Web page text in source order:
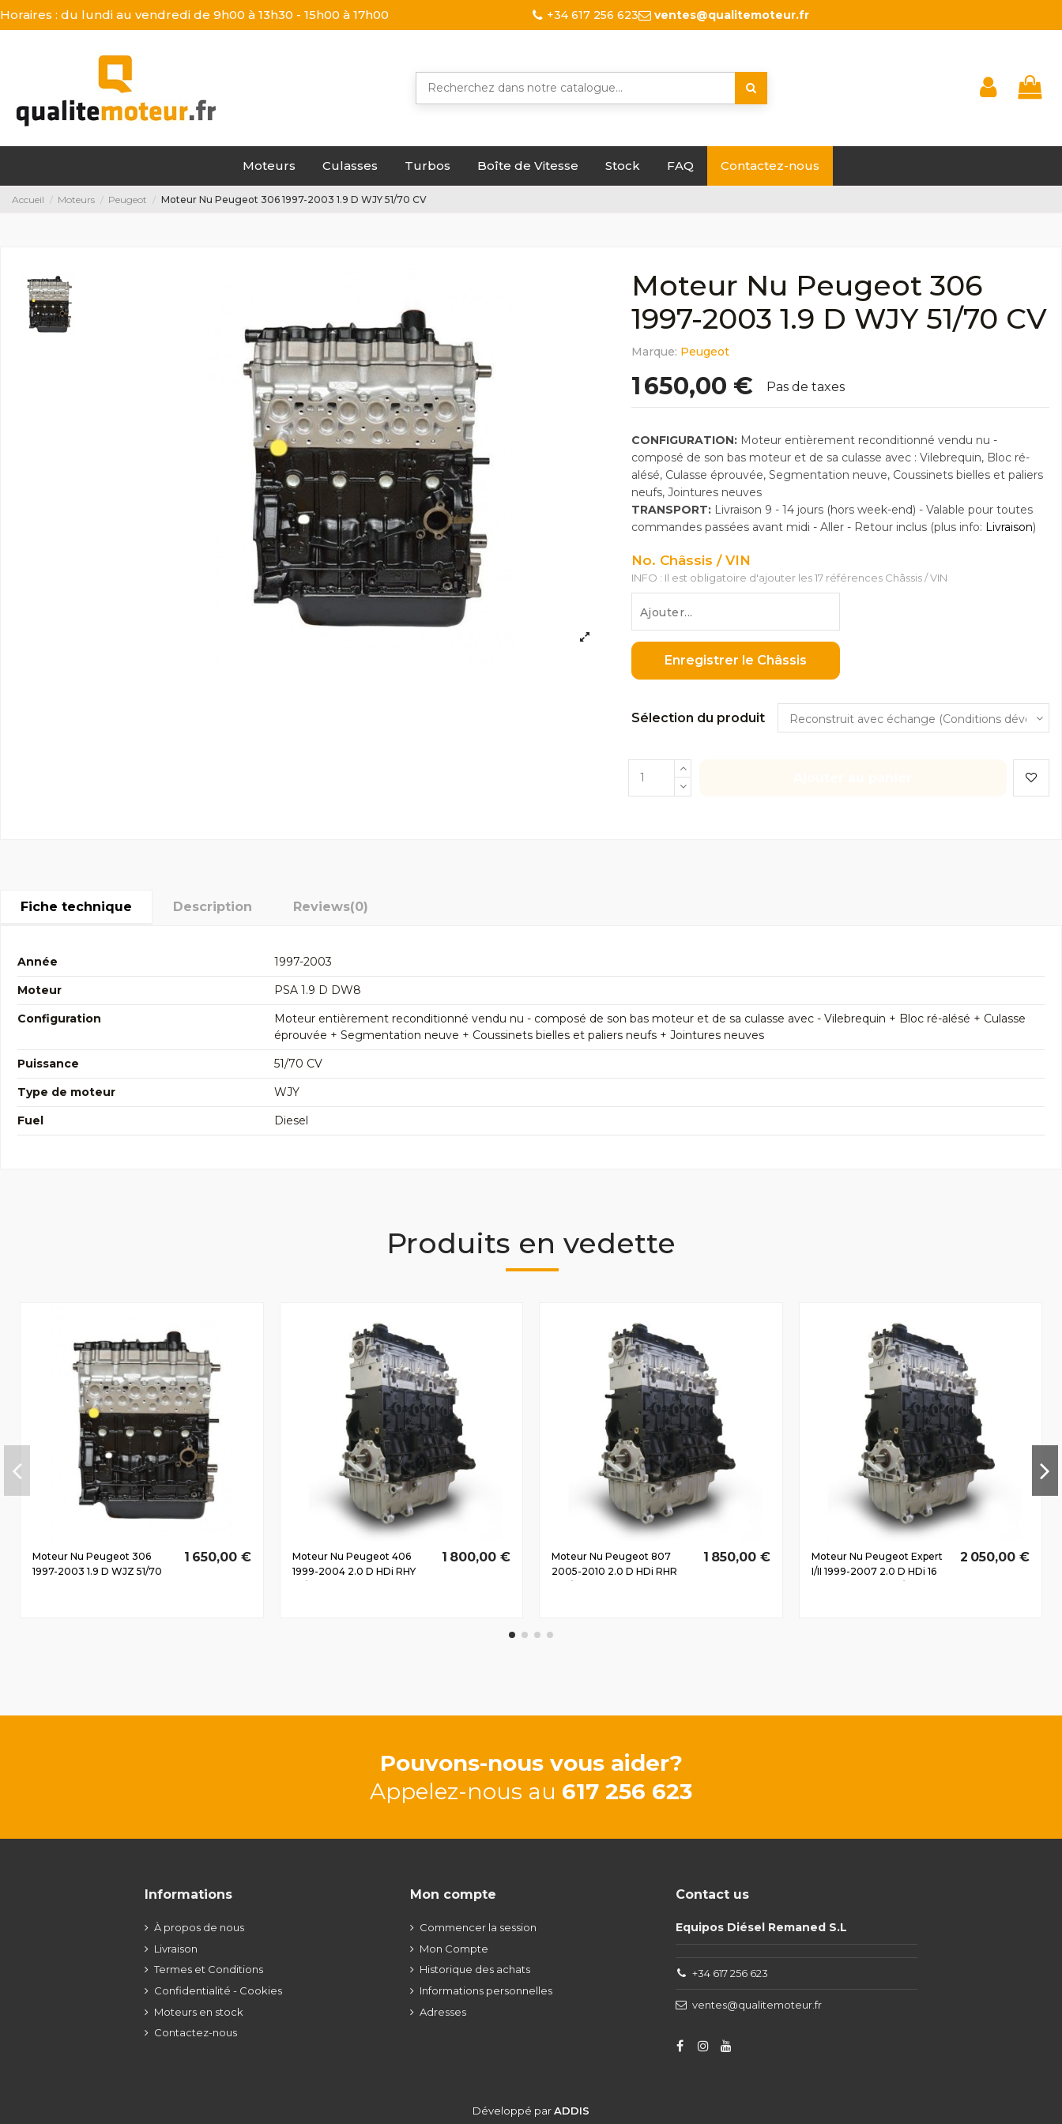
Horaires : du lundi au vendredi de 9h00 à 13h30 - 15h00 à 17h00 +34 617 256 623 ventes@qualitemoteur.fr
Moteurs Culasses Turbos Boîte de Vitesse Stock FAQ Contactez-nous
Accueil Moteurs Peugeot Moteur Nu Peugeot 306 1997-2003 1.9 D WJY 51/70 CV
Moteur Nu Peugeot 306
1997-2003 1.9 D WJY 51/70 CV
Marque: Peugeot
1 650,00 € Pas de taxes
CONFIGURATION:Moteur entièrement reconditionné vendu nu -
composé de son bas moteur et de sa culasse avec : Vilebrequin, Bloc ré-
alésé, Culasse éprouvée, Segmentation neuve, Coussinets bielles et paliers
neufs, Jointures neuves
TRANSPORT: Livraison 9 - 14 jours (hors week-end) - Valable pour toutes
commandes passées avant midi - Aller - Retour inclus (plus info: Livraison)
No. Châssis / VIN
INFO : Il est obligatoire d'ajouter les 17 références Châssis / VIN
Enregistrer le Châssis
Sélection du produit
Fiche technique Description Reviews(0)
Année
1997-2003
Moteur
PSA 1.9 D DW8
Configuration
Moteur entièrement reconditionné vendu nu - composé de son bas moteur et de sa culasse avec - Vilebrequin + Bloc ré-alésé + Culasse
éprouvée + Segmentation neuve + Coussinets bielles et paliers neufs + Jointures neuves
Puissance
51/70 CV
Type de moteur
WJY
Fuel
Diesel
Produits en vedette
Moteur Nu Peugeot 306
1997-2003 1.9 D WJZ 51/70
1 650,00 €
Moteur Nu Peugeot 406
1999-2004 2.0 D HDi RHY
1 800,00 €
Moteur Nu Peugeot 807
2005-2010 2.0 D HDi RHR
1 850,00 €
Moteur Nu Peugeot Expert
I/II 1999-2007 2.0 D HDi 16
2 050,00 €
Pouvons-nous vous aider?
Appelez-nous au 617 256 623
Informations
À propos de nous
Livraison
Termes et Conditions
Confidentialité - Cookies
Moteurs en stock
Contactez-nous
Mon compte
Commencer la session
Mon Compte
Historique des achats
Informations personnelles
Adresses
Contact us
Equipos Diésel Remaned S.L
+34 617 256 623
ventes@qualitemoteur.fr
Développé parADDIS